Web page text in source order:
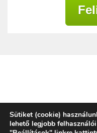
Sütiket (cookie)
lehető legjobb